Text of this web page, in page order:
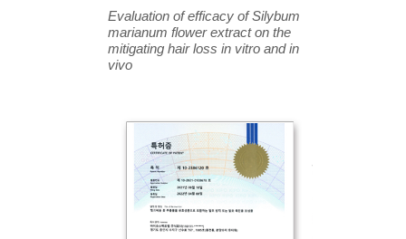
Evaluation of efficacy of Silybum
marianum flower extract on the
mitigating hair loss in vitro and in
vivo